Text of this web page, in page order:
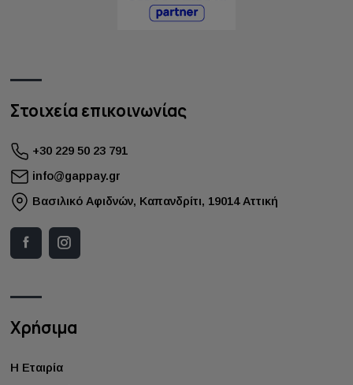
Στοιχεία επικοινωνίας
+30 229 50 23 791
info@gappay.gr
Bασιλικό Αφιδνών, Καπανδρίτι, 19014 Αττική
Χρήσιμα
Η Εταιρία